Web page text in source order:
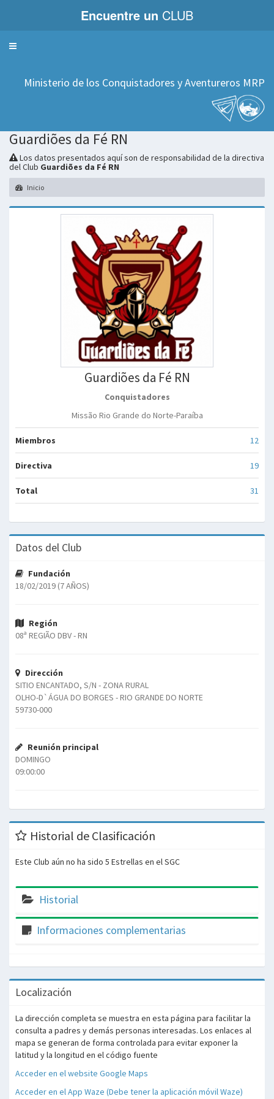
Encuentre un CLUB
Servicios
Ministerio de los Conquistadores y Aventureros MRP
Guardiões da Fé RN
Los datos presentados aquí son de responsabilidad de la directiva
del Club Guardiões da Fé RN
Inicio
Guardiões da Fé RN
Conquistadores
Missão Rio Grande do Norte-Paraíba
Miembros 12
Directiva 19
Total 31
Datos del Club
Fundación
18/02/2019 (7 AÑOS)
Región
08ª REGIÃO DBV - RN
Dirección
SITIO ENCANTADO, S/N - ZONA RURAL
OLHO-D`ÁGUA DO BORGES - RIO GRANDE DO NORTE
59730-000
Reunión principal
DOMINGO
09:00:00
Historial de Clasificación
Este Club aún no ha sido 5 Estrellas en el SGC
Historial
Informaciones complementarias
Localización
La dirección completa se muestra en esta página para facilitar la
consulta a padres y demás personas interesadas. Los enlaces al
mapa se generan de forma controlada para evitar exponer la
latitud y la longitud en el código fuente
Acceder en el website Google Maps
Acceder en el App Waze (Debe tener la aplicación móvil Waze)